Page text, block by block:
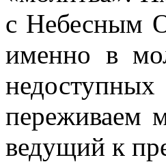
с Небесным
именно в
переживаем
ведущий к